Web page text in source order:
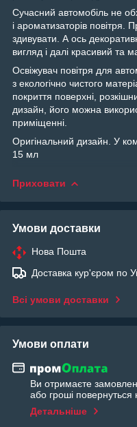
Сучасний автомобіль не
і ароматизаторів повітря.
здивувати. А ось
вигляд і далі красивий та
Освіжувач повітря для
з екологічно чистого
покриття поверхні,
дизайн, його можна
приміщенні.
Оригінальний дизайн. У
15 мл
Приховати
Умови доставки
Нова Пошта
Доставка кур'єром по
Всі умови доставки
Умови оплати
Ви отримаєте
або гроші повернуться
Детальніше